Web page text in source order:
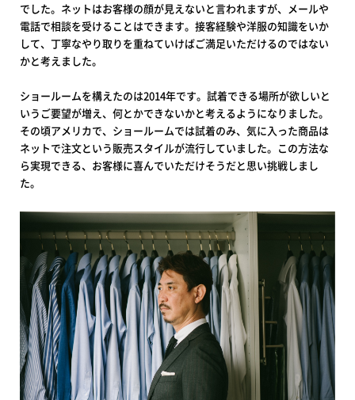
でした。ネットはお客様の顔が見えないと言われますが、メールや
電話で相談を受けることはできます。接客経験や洋服の知識をいか
して、丁寧なやり取りを重ねていけばご満足いただけるのではない
かと考えました。
ショールームを構えたのは2014年です。試着できる場所が欲しいと
いうご要望が増え、何とかできないかと考えるようになりました。
その頃アメリカで、ショールームでは試着のみ、気に入った商品は
ネットで注文という販売スタイルが流行していました。この方法な
ら実現できる、お客様に喜んでいただけそうだと思い挑戦しまし
た。